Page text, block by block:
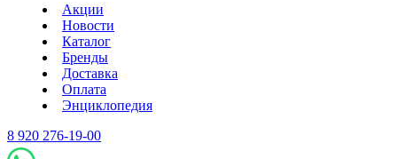
Акции
Новости
Каталог
Бренды
Доставка
Оплата
Энциклопедия
8 920 276-19-00